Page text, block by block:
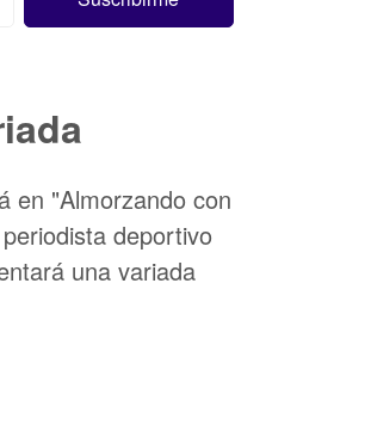
en "Almorzando con
deportivo
una variada